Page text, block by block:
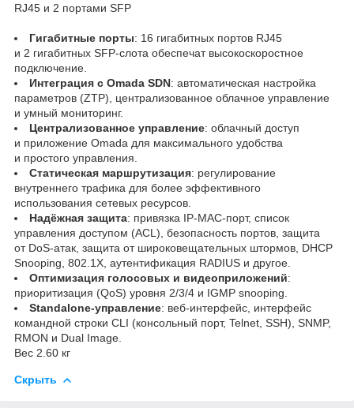
RJ45 и 2 портами SFP
Гигабитные порты: 16 гигабитных портов RJ45
и 2 гигабитных SFP‑слота обеспечат высокоскоростное
подключение.
Интеграция с Omada SDN: автоматическая настройка
параметров (ZTP) , централизованное облачное управление
и умный мониторинг.
Централизованное управление: облачный доступ
и приложение Omada для максимального удобства
и простого управления.
Статическая маршрутизация: регулирование
внутреннего трафика для более эффективного
использования сетевых ресурсов.
Надёжная защита: привязка IP‑MAC‑порт, список
управления доступом (ACL), безопасность портов, защита
от DoS‑атак, защита от широковещательных штормов, DHCP
Snooping, 802.1X, аутентификация RADIUS и другое.
Оптимизация голосовых и видеоприложений:
приоритизация (QoS) уровня 2/3/4 и IGMP snooping.
Standalone-управление: веб‑интерфейс, интерфейс
командной строки CLI (консольный порт, Telnet, SSH), SNMP,
RMON и Dual Image.
Вес 2.60 кг
Скрыть